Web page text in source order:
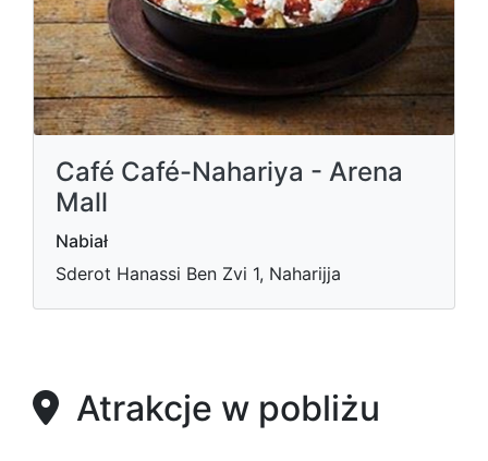
Café Café-Nahariya - Arena
Mall
Nabiał
Sderot Hanassi Ben Zvi 1, Naharijja
Atrakcje w pobliżu